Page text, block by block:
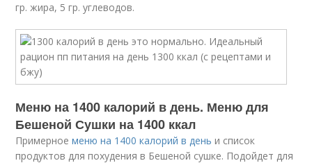
гр. жира, 5 гр. углеводов.
Меню на 1400 калорий в день. Меню для
Бешеной Сушки на 1400 ккал
Примерноеменю на 1400 калорий в день и список
продуктов для похудения в Бешеной сушке. Подойдет для